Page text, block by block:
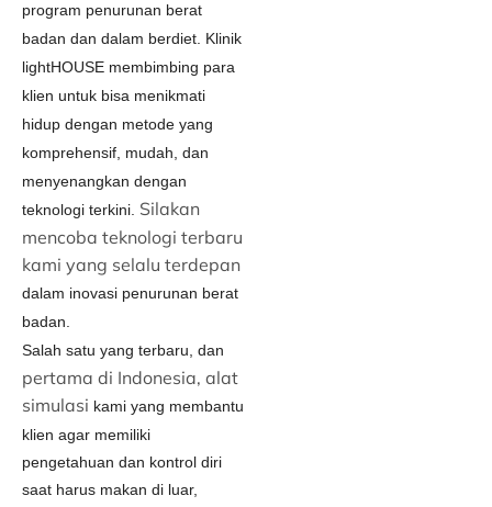
program penurunan berat
badan dan dalam berdiet. Klinik
lightHOUSE membimbing para
klien untuk bisa menikmati
hidup dengan metode yang
komprehensif, mudah, dan
menyenangkan dengan
teknologi terkini. Silakan
mencoba teknologi terbaru
kami yang selalu terdepan
dalam inovasi penurunan berat
badan.
Salah satu yang terbaru, dan
pertama di Indonesia, alat
simulasi kami yang membantu
klien agar memiliki
pengetahuan dan kontrol diri
saat harus makan di luar,